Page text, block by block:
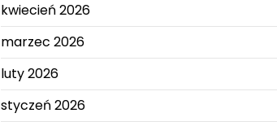
kwiecień 2026
marzec 2026
luty 2026
styczeń 2026